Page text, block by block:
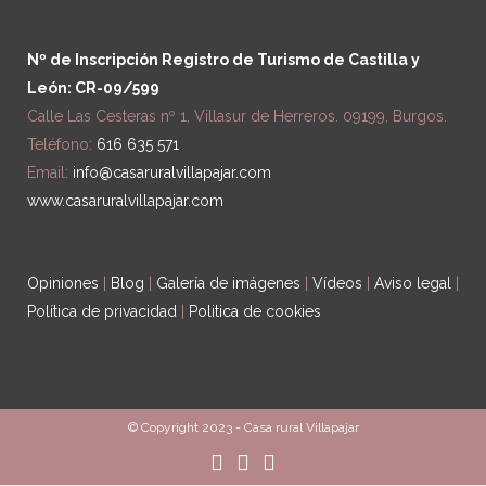
Nº de Inscripción Registro de Turismo de Castilla y
León: CR-09/599
Calle Las Cesteras nº 1, Villasur de Herreros. 09199, Burgos.
Teléfono: 616 635 571
Email: info@casaruralvillapajar.com
www.casaruralvillapajar.com
Opiniones Blog Galería de imágenes Vídeos Aviso legal
Política de privacidad
Politica de cookies
© Copyright 2023 - Casa rural Villapajar